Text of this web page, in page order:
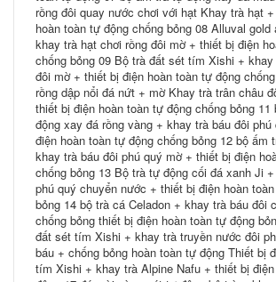
rồng đôi quay nước chơi với hạt Khay trà hạt
hoàn toàn tự động chống bỏng 08 Alluval gold
khay trà hạt chơi rồng đôi mờ + thiết bị điện
chống bỏng 09 Bộ trà đất sét tím Xishi +
đôi mờ + thiết bị điện hoàn toàn tự động
rồng dập nổi đá nứt + mờ Khay trà trân châu
thiết bị điện hoàn toàn tự động chống bỏng
động xay đá rồng vàng + khay trà báu đôi
điện hoàn toàn tự động chống bỏng 12 bộ ấm
khay trà báu đôi phú quý mờ + thiết bị điện
chống bỏng 13 Bộ trà tự động cối đá xanh Ji
phú quý chuyển nước + thiết bị điện hoàn
bỏng 14 bộ trà cá Celadon + khay trà báu đôi
chống bỏng thiết bị điện hoàn toàn tự động
đất sét tím Xishi + khay trà truyền nước đôi
báu + chống bỏng hoàn toàn tự động Thiết bị
tím Xishi + khay trà Alpine Nafu + thiết bị